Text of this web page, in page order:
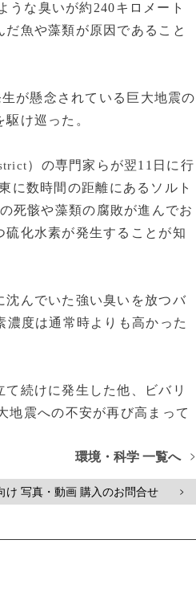
うな臭いが約240キロメート
魚や藻類が原因であること
が懸念されている巨大地震の
け巡った。
）の専門家らが翌11日に行
に数時間の距離にあるソルト
死骸や藻類の腐敗が進んでお
化水素が発生することが知
んでいた強い臭いを放つバ
濃度は通常時よりも高かった
続けに発生した他、ビバリ
地震への不安が再び高まって
環境・科学 一覧へ
>
け 写真・動画 購入のお問合せ >